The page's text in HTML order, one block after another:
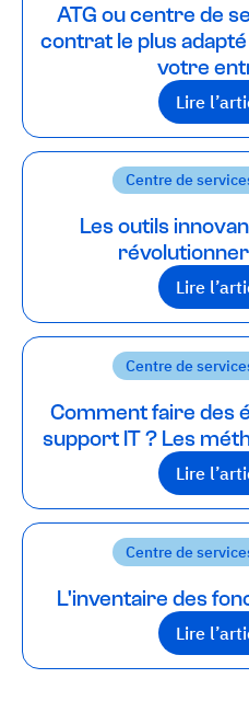
ATG ou centre de
contrat le plus
votre
Lire
Lire
Centre de
Les outils
Lire
Lire
Centre de
Comment faire des
support IT ? Les
Lire
Lire
Centre de
L'inventaire des
Lire
Lire